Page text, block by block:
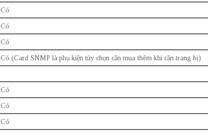
Có
Có
Có
Có (Card SNMP là phụ kiện tùy chọn cần mua thêm khi cần trang bị)
Có
Có
Có